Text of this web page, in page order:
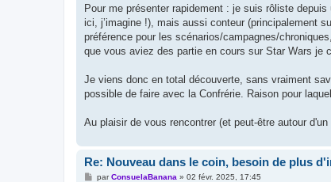
Pour me présenter rapidement : je suis rôliste
ici, j’imagine !), mais aussi conteur (principalement
préférence pour les scénarios/campagnes/
que vous aviez des partie en cours sur Star Wars je
Je viens donc en total découverte, sans vraiment
possible de faire avec la Confrérie. Raison pour
Au plaisir de vous rencontrer (et peut-être autour
Re: Nouveau dans le coin, besoin de plus
MparConsuelaBanana » 02 févr. 2025, 17:45